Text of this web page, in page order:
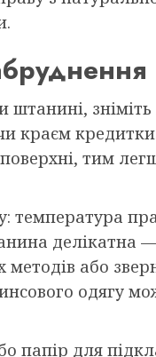
кредитки.
тим
температура
делікатна
або
одягу
папір для